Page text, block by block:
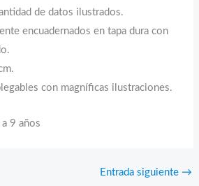
de datos ilustrados.
encuadernados en tapa dura con
con magníficas ilustraciones.
a 9 años
Entrada siguiente →